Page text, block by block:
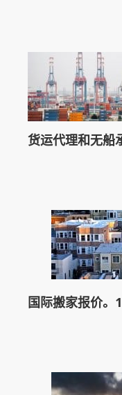
货运代理和无船
国际搬家报价。